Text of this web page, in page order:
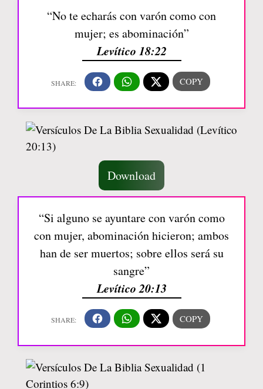
“No te echarás con varón como con
mujer; es abominación”
Levítico 18:22
Download
“Si alguno se ayuntare con varón como
con mujer, abominación hicieron; ambos
han de ser muertos; sobre ellos será su
sangre”
Levítico 20:13